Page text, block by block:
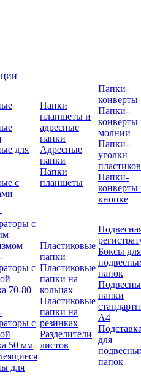
для
с
Папки
планшеты и
адресные
папки
Адресные
папки
Папки
планшеты
Папки-
конверты
Папки-
конверты
молнии
Папки-
уголки
Папки-
конверты
кнопке
с
с
70-80
с
50 мм
для
Пластиковые
папки
Пластиковые
папки на
кольцах
Пластиковые
папки на
резинках
Разделители
листов
Боксы для
папок
папки
А4
для
папок